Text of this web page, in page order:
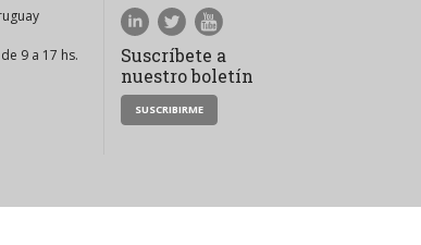
9 a 17 hs.
Suscríbete a
nuestro boletín
SUSCRIBIRME